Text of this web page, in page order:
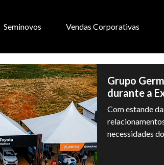
Seminovos Vendas Corporativas
Grupo
durante a
Com estande
necessidades